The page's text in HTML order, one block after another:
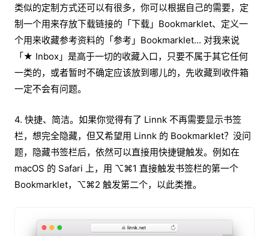
类似的定制方式还可以有很多，你可以根据自己的需要，定
制一个用来存放下载链接的「下载」Bookmarklet、定义一
个用来收藏参考资料的「参考」Bookmarklet... 对我来说
「★ Inbox」是高于一切的收藏入口，只要不属于其它任何
一类的，或者暂时不确定应该放到哪儿的，先收藏到收件箱
一定不会有问题。
4. 快捷、简洁。如果你觉得有了 Linnk 不再需要显示书签
栏，想完全隐藏，但又希望用 Linnk 的 Bookmarklet？没问
题，隐藏书签栏后，依然可以直接用快捷键触发。例如在
macOS 的 Safari 上，用 ⌥⌘1 直接触发书签栏的第一个
Bookmarklet，⌥⌘2 触发第二个，以此类推。